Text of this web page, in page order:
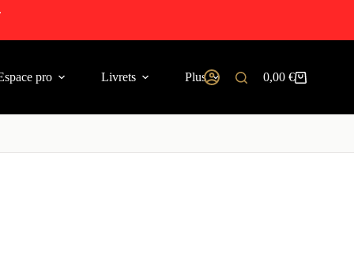
pro Livrets Plus 0,00 €